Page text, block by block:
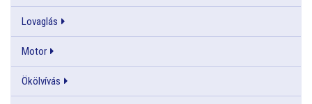
Lovaglás
Motor
Ökölvívás